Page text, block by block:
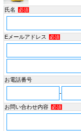
氏名 必須
Eメールアドレス 必須
お電話番号
-
お問い合わせ内容 必須